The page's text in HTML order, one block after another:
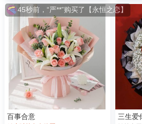
百事合意 三生爱
45秒前，“严**”购买了【永恒之恋】